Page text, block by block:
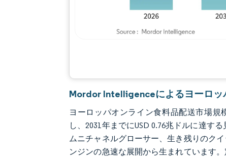
Mordor Intelligenceによるヨーロ
ヨーロッパオンライン食料品配送市場規
し、2031年までにUSD 0.76兆ドルに達す
ムニチャネルグローサー、生き残りのク
ンジンの急速な展開から生まれています